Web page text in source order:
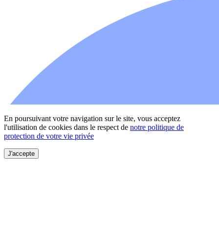
En poursuivant votre navigation sur le site, vous acceptez
l'utilisation de cookies dans le respect de notre politique de
protection de votre vie privée
J'accepte